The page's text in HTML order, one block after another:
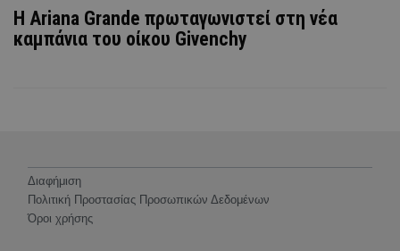
Η Ariana Grande πρωταγωνιστεί στη νέα
καμπάνια του οίκου Givenchy
Διαφήμιση
Πολιτική Προστασίας Προσωπικών Δεδομένων
Όροι χρήσης